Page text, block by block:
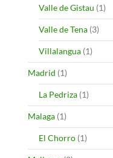
Valle de Gistau (1)
Valle de Tena (3)
Villalangua (1)
Madrid (1)
La Pedriza (1)
Malaga (1)
El Chorro (1)